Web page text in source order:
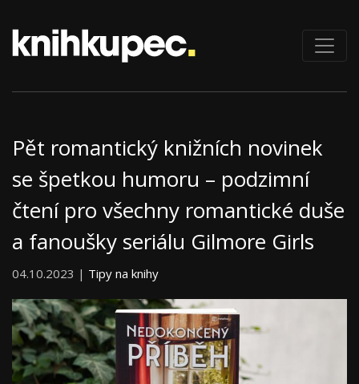
Pět romantický knižních novinek
se špetkou humoru – podzimní
čtení pro všechny romantické duše
a fanoušky seriálu Gilmore Girls
04.10.2023 | Tipy na knihy